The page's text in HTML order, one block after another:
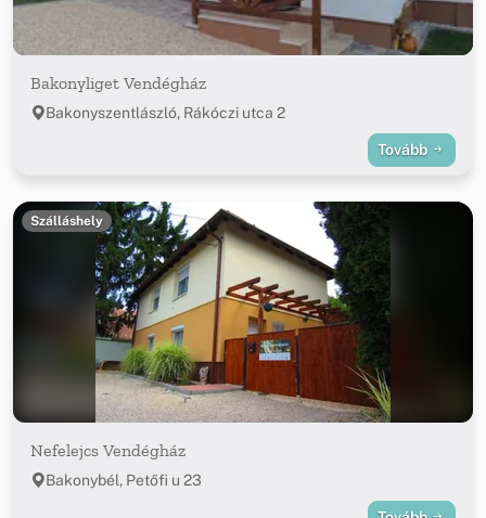
Bakonyliget Vendégház
Bakonyszentlászló, Rákóczi utca 2
Tovább
Szálláshely
Nefelejcs Vendégház
Bakonybél, Petőfi u 23